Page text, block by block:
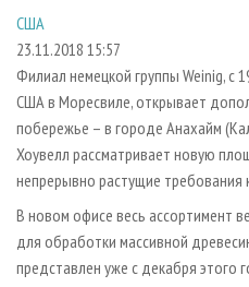
СУШКА ДРЕВЕСИНЫ
ПРОИЗВОДСТВО
ДЕРЕВЯННОЕ
ПРОИЗВОДСТВО МЕБЕЛИ
БИОЭНЕРГЕТИКА
ЦБП
ИНСТРУМЕНТ И МАТЕРИАЛЫ
ПЕРСОНЫ
МОБИЛЬНЫЕ ВЫСТАВКИ
ОФИЦИАЛЬНЫЕ ДЕЛЕГАЦИИ
ПРИОРИТЕТНЫЕ
RUSSIAN FORESTRY REVIEW
ГАЗЕТА ЛЕСПРОМФОРУМ
БИБЛИОТЕКА СПЕЦИАЛИСТА
КОНТАКТЫ
РЕКЛАМОДАТЕЛЯМ
РЕКЛАМА
РЕКЛАМА НА САЙТЕ
США
23.11.2018 15:57
Филиал немецкой группы Weinig, с
США в Моресвиле, открывает
побережье – в городе Анахайм
Хоувелл рассматривает новую
непрерывно растущие требования
В новом офисе весь ассортимент
для обработки массивной
представлен уже с декабря этого